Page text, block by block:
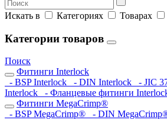
Искать в Категориях Товарах
Категории товаров
Поиск
Фитинги Interlock
- BSP Interlock
- DIN Interlock - JIC
Interlock
- Фланцевые фитинги
Фитинги MegaCrimp®
- BSP MegaCrimp®
- DIN